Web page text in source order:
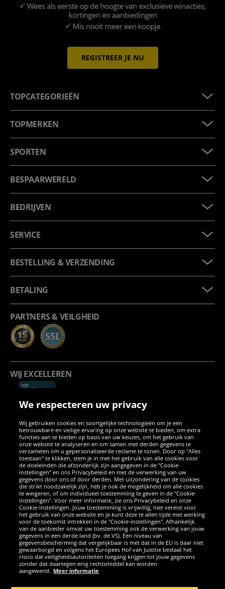
REGISTREER JE NU
TOPCATEGORIEËN
TOPMERKEN
SPORTEN
BESPAARWERELD
BEDRIJVEN
SERVICE
BESTELLING & VERZENDING
BETALING
PARTNERS & VEILGHEID
WIJ EXCELLEREN
SOCIALE MEDIA
FacebookInstagram
WhatsApp
TikTokTwitterYouTube
APPS
We respecteren uw privacy
Wij gebruiken cookies en soortgelijke technologieën om je een
betrouwbare en veilige ervaring op onze website te bieden, om extra
functies aan te bieden op basis van uw keuzes, om het gebruik van
onze website te analyseren en om samen met derden gegevens te
verzamelen om u gepersonaliseerde reclame te tonen. Door op "Alles
toestaan" te klikken, stem je in met het gebruik van alle cookies voor
de doeleinden die afzonderlijk zijn aangegeven in de "Cookie-
instellingen" en ons Privacybeleid en met de verwerking van uw
gegevens door ons of door derden. Met uitzondering van de cookies
die strikt noodzakelijk zijn, heb je ook de mogelijkheid om alle cookies
te weigeren, of om individueel toestemming te geven in de "Cookie-
instellingen". Voor meer informatie, zie ons Privacybeleid en onze
Cookie-instellingen. Jouw toestemming is vrijwillig, niet vereist voor
het gebruik van onze website en je kunt deze te allen tijde met werking
voor de toekomst intrekken in de "Cookie-instellingen". Afhankelijk
van de aanbieder omvat uw toestemming ook de verwerking van jouw
gegevens in een derde land (bv. de VS). Een niveau van
gegevensbescherming dat vergelijkbaar is met dat in de EU is daar niet
gewaarborgd en volgens het Europees Hof van Justitie bestaat het
risico dat veiligheidsautoriteiten toegang krijgen tot jouw gegevens
zonder dat daartegen enig rechtsmiddel kan worden
aangewend. Meer informatie